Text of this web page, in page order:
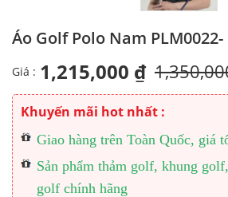
Áo Golf Polo Nam PLM0022-
Giá : 1,215,000 ₫
Khuyến mãi hot nhất :
Giao hàng trên Toàn Quốc, giá
Sản phẩm thảm golf, khung
golf chính hãng